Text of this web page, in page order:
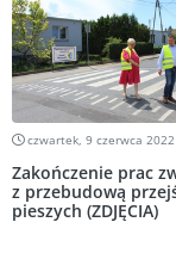
czwartek, 9 czerwca 2022
Zakończenie prac
z przebudową
pieszych (ZDJĘCIA)